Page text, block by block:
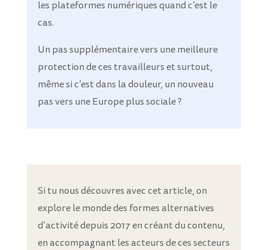
les plateformes numériques quand c’est le
cas.
Un pas supplémentaire vers une meilleure
protection de ces travailleurs et surtout,
même si c’est dans la douleur, un nouveau
pas vers une Europe plus sociale ?
Si tu nous découvres avec cet article, on
explore le monde des formes alternatives
d’activité depuis 2017 en créant du contenu,
en accompagnant les acteurs de ces secteurs